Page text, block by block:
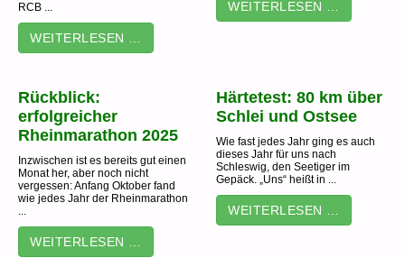
RCB ...
WEITERLESEN …
WEITERLESEN …
Rückblick:
erfolgreicher
Rheinmarathon 2025
Inzwischen ist es bereits gut einen
Monat her, aber noch nicht
vergessen: Anfang Oktober fand
wie jedes Jahr der Rheinmarathon
WEITERLESEN …
Härtetest: 80 km über
Schlei und Ostsee
Wie fast jedes Jahr ging es auch
dieses Jahr für uns nach
Schleswig, den Seetiger im
Gepäck. „Uns“ heißt in ...
WEITERLESEN …